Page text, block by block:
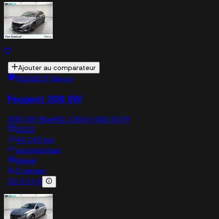
Ajouter au comparateur
PEUGEOT Nancy
Peugeot 308 SW
308 SW BlueHDi 130ch S&S EAT8
2022
44,145 km
automatique
diesel
5 sieges
20 674 €